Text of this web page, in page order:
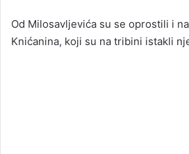
Od Milosavljevića su se oprostili i
Knićanina, koji su na tribini istakli